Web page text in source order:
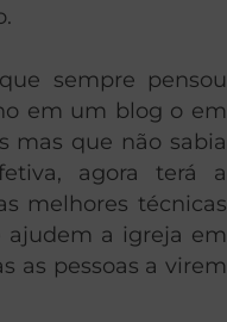
sempre pensou
em um blog o em
mas que não sabia
agora terá a
melhores técnicas
ajudem a igreja em
as pessoas a virem